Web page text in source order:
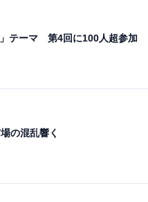
テーマ 第4回に100人超参加
の混乱響く